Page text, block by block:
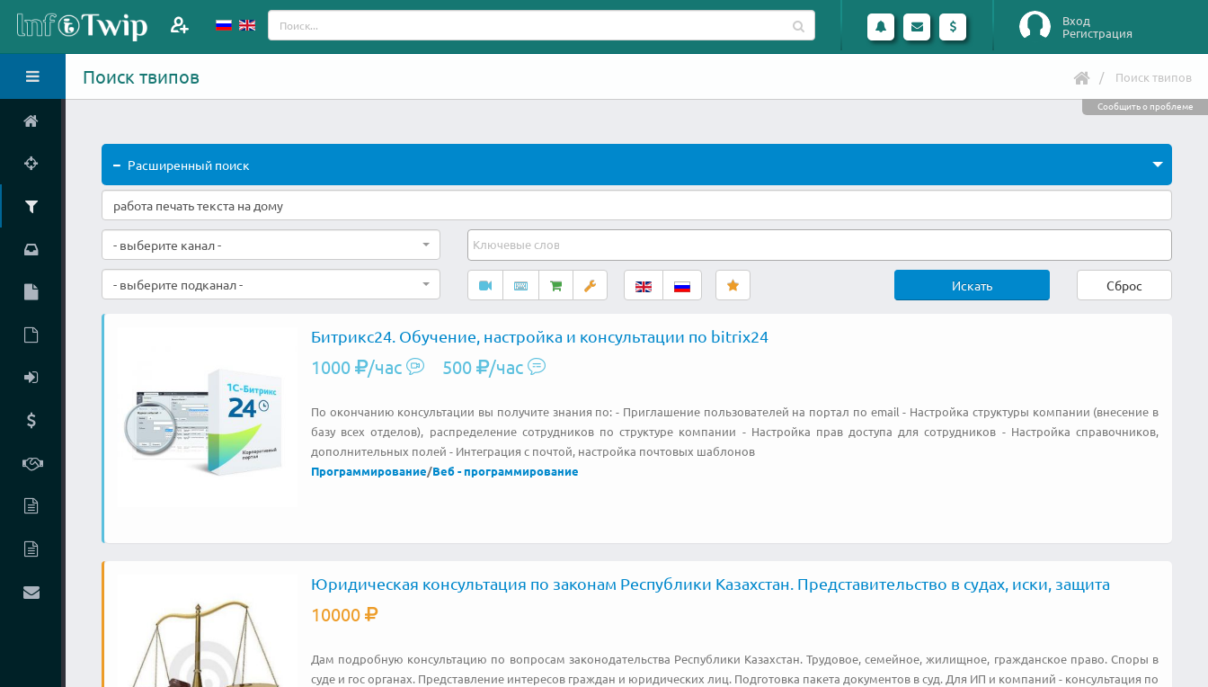
Вход
Регистрация
Поиск твипов Поиск твипов
Сообщить о проблеме
Расширенный поиск
- выберите канал -
- выберите подканал - Искать Сброс
Битрикс24. Обучение, настройка и консультации по bitrix24
1000 /час 500 /час
По окончанию консультации вы получите знания по: - Приглашение пользователей на портал по email - Настройка структуры компании (внесение в
базу всех отделов), распределение сотрудников по структуре компании - Настройка прав доступа для сотрудников - Настройка справочников,
дополнительных полей - Интеграция с почтой, настройка почтовых шаблонов
Программирование/Веб - программирование
Юридическая консультация по законам Республики Казахстан. Представительство в судах, иски, защита
10000
Дам подробную консультацию по вопросам законодательства Республики Казахстан. Трудовое, семейное, жилищное, гражданское право. Споры в
суде и гос органах. Представление интересов граждан и юридических лиц. Подготовка пакета документов в суд. Для ИП и компаний - консультация по